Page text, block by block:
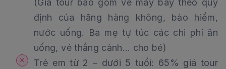
(Giá tour bao gồm vé máy bay theo quy
định của hãng hàng không, bảo hiểm,
nước uống. Ba mẹ tự túc các chi phí ăn
uống, vé thắng cảnh… cho bé)
Trẻ em từ 2 – dưới 5 tuổi: 65% giá tour